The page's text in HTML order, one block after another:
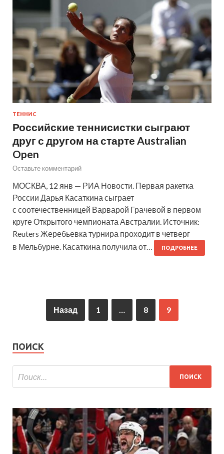
ТЕННИС
Российские теннисистки сыграют
друг с другом на старте Australian
Open
Оставьте комментарий
МОСКВА, 12 янв — РИА Новости. Первая ракетка
России Дарья Касаткина сыграет
с соотечественницей Варварой Грачевой в первом
круге Открытого чемпионата Австралии. Источник:
Reuters Жеребьевка турнира проходит в четверг
в Мельбурне. Касаткина получила от…
ПОДРОБНЕЕ
Назад 1 … 8 9
ПОИСК